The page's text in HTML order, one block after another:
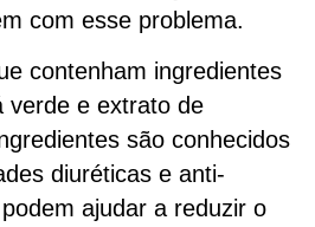
com esse problema.
contenham ingredientes
verde e extrato de
são conhecidos
diuréticas e anti-
ajudar a reduzir o